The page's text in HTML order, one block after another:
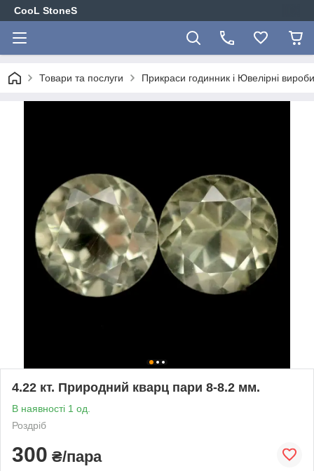
CooL StoneS
Товари та послуги Прикраси годинник і Ювелірні
4.22 кт. Природний кварц пари 8-8.2 мм.
В наявності 1 од.
Роздріб
300 ₴/пара